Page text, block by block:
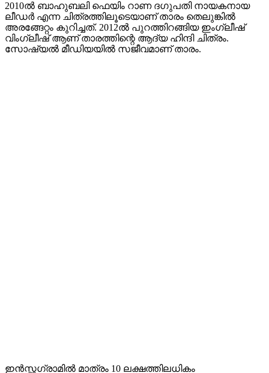
2010ൽ ബാഹുബലി ഫെയിം റാണ ദഗുപതി നായകനായ
ലീഡർ എന്ന ചിത്രത്തിലൂടെയാണ് താരം തെലുങ്കിൽ
അരങ്ങേറ്റം കുറിച്ചത്. 2012ൽ പുറത്തിറങ്ങിയ ഇംഗ്ലീഷ്
വിംഗ്ലീഷ് ആണ് താരത്തിന്റെ ആദ്യ ഹിന്ദി ചിത്രം.
സോഷ്യൽ മീഡിയയിൽ സജീവമാണ് താരം.
ഇൻസ്റ്റഗ്രാമിൽ മാത്രം 10 ലക്ഷത്തിലധികം